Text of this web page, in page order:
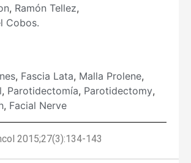
, Ramón Tellez,
Cobos.
, Fascia Lata, Malla Prolene,
, Parotidectomía, Parotidectomy,
, Facial Nerve
2015;27(3):134-143